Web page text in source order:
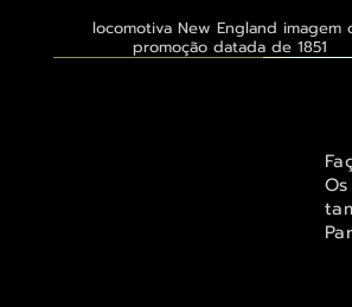
Visualização rápida
locomotiva New England imagem
promoção datada de 1851